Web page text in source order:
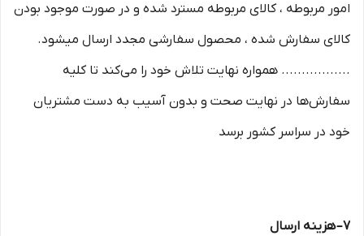
امور مربوطه ، کالای مربوطه مسترد شده و در صورت موجود بودن
کالای سفارش شده ، محصول سفارشی مجدد ارسال میشود.
................. همواره نهایت تلاش خود را می‏‌کند تا کلیه
سفارش‏‌ها در نهایت صحت و بدون آسیب به دست مشتریان
خود در سراسر کشور برسد
۷– هزینه ارسال